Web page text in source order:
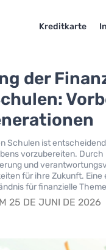
Kreditkarte
der
Schulen ist
vorzubereiten.
und
für ihre Zukunft. Eine
für finanzielle
25 DE JUNI DE 2026